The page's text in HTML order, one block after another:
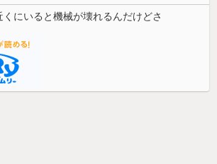
くにいると機械が壊れるんだけどさ